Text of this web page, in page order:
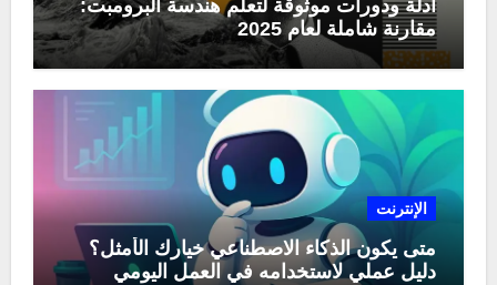
أدلة ودورات موثوقة لتعلّم هندسة البرومبت:
مقارنة شاملة لعام 2025
الإنترنت
متى يكون الذكاء الاصطناعي خيارك الأمثل؟
دليل عملي لاستخدامه في العمل اليومي